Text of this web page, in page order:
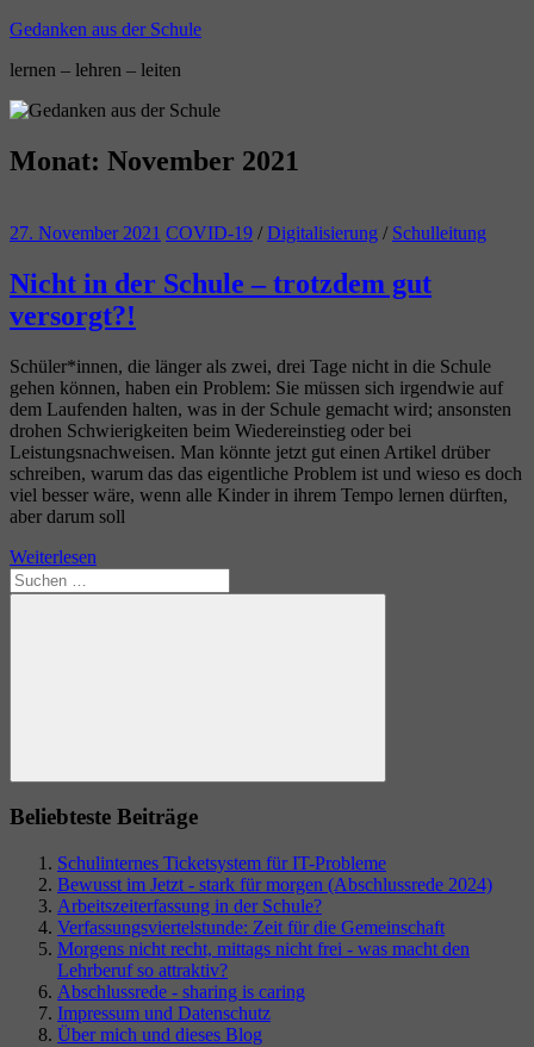
Zum
springen
Gedanken aus der Schule
lernen – lehren – leiten
Monat: November 2021
27. November 2021 COVID-19 /Digitalisierung / Schulleitung
Nicht in der Schule – trotzdem gut
versorgt?!
Schüler*innen, die länger als zwei, drei Tage nicht in die Schule
gehen können, haben ein Problem: Sie müssen sich irgendwie auf
dem Laufenden halten, was in der Schule gemacht wird; ansonsten
drohen Schwierigkeiten beim Wiedereinstieg oder bei
Leistungsnachweisen. Man könnte jetzt gut einen Artikel drüber
schreiben, warum das das eigentliche Problem ist und wieso es doch
viel besser wäre, wenn alle Kinder in ihrem Tempo lernen dürften,
aber darum soll
Weiterlesen
Suchen
nach:
Suchen
Beliebteste Beiträge
Schulinternes Ticketsystem für IT-Probleme
Bewusst im Jetzt - stark für morgen (Abschlussrede 2024)
Arbeitszeiterfassung in der Schule?
Verfassungsviertelstunde: Zeit für die Gemeinschaft
Morgens nicht recht, mittags nicht frei - was macht den
Lehrberuf so attraktiv?
Abschlussrede - sharing is caring
Impressum und Datenschutz
Über mich und dieses Blog